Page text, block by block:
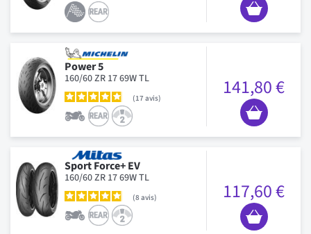
Power 5
160/60 ZR 17 69W TL
17 avis 141,80 €
Sport Force+ EV
160/60 ZR 17 69W TL
8 avis 117,60 €